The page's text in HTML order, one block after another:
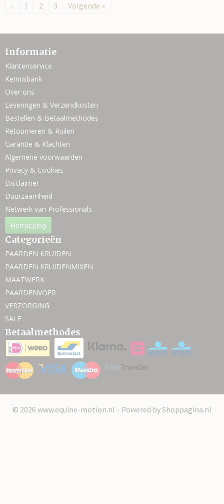
«
1 2 3 Volgende »
Informatie
Klantenservice
Kennisbank
Over ons
Leveringen & Verzendkosten
Bestellen & Betaalmethodes
Retourneren & Ruilen
Garantie & Klachten
Algemene voorwaarden
Privacy & Cookies
Disclaimer
Duurzaamheid
Netwerk van Professionals
Herroeping
Categorieën
PAARDEN KRUIDEN
PAARDEN KRUIDENMIXEN
MAATWERK
PAARDENVOER
VERZORGING
SALE
Betaalmethodes
© 2026 www.equine-motion.nl - Powered by Shoppagina.nl